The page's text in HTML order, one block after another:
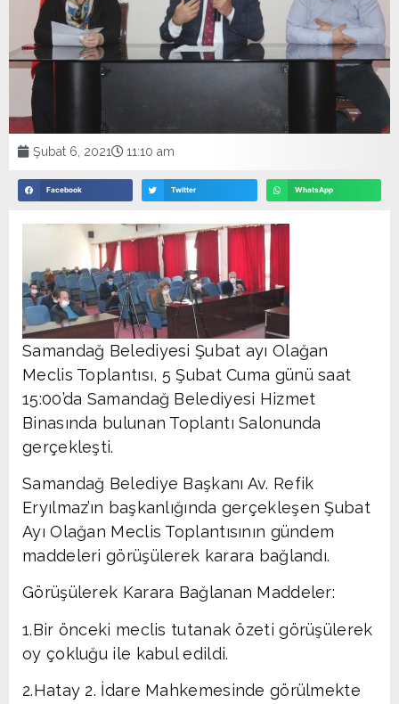
Şubat 6, 2021 11:10 am
Facebook Twitter WhatsApp
Samandağ Belediyesi Şubat ayı Olağan
Meclis Toplantısı, 5 Şubat Cuma günü saat
15:00’da Samandağ Belediyesi Hizmet
Binasında bulunan Toplantı Salonunda
gerçekleşti.
Samandağ Belediye Başkanı Av. Refik
Eryılmaz’ın başkanlığında gerçekleşen Şubat
Ayı Olağan Meclis Toplantısının gündem
maddeleri görüşülerek karara bağlandı.
Görüşülerek Karara Bağlanan Maddeler:
1.Bir önceki meclis tutanak özeti görüşülerek
oy çokluğu ile kabul edildi.
2.Hatay 2. İdare Mahkemesinde görülmekte